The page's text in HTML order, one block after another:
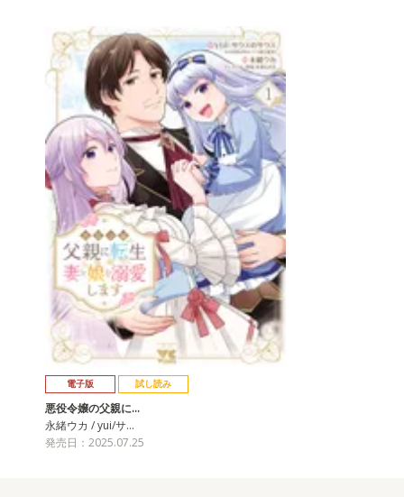
電子版 試し読み
悪役令嬢の父親に…
永緒ウカ / yui/サ…
発売日：2025.07.25